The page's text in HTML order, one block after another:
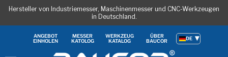
Hersteller von Industriemesser, Maschinenmesser und CNC-Werkzeugen
in Deutschland.
ANGEBOT
EINHOLEN
MESSER
KATOLOG
WERKZEUG
KATALOG
ÜBER
BAUCOR
DE